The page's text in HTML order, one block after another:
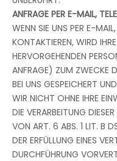
ANFRAGE PER E-MAIL,
WENN SIE UNS PER E-
KONTAKTIEREN, WIRD
HERVORGEHENDEN
ANFRAGE) ZUM ZWECKE
BEI UNS GESPEICHERT
WIR NICHT OHNE IHRE
DIE VERARBEITUNG
VON ART. 6 ABS. 1 LIT. B
DER ERFÜLLUNG EINES
DURCHFÜHRUNG